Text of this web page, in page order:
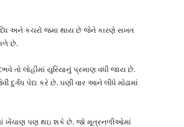
અને કચરો જમા થાય છે જેને કારણે સખત
છે.
તો લોહીમાં યુરિયાનું પ્રમાણ વધી જાય છે.
પેદા કરે છે. ઘણી વાર આને લીધે મોઢામાં
ખેંચાણ પણ થઇ શકે છે. જો મૂત્રનળીઓમાં